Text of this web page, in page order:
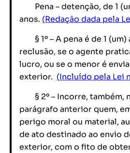
Pena – detenção, de 1
anos. (Redação dada pela
§ 1º – A pena é de 1 (um)
reclusão, se o agente
lucro, ou se o menor é
exterior. (Incluído pela Lei
§ 2º – Incorre, também,
parágrafo anterior quem,
perigo moral ou material,
de ato destinado ao envio
exterior, com o fito de